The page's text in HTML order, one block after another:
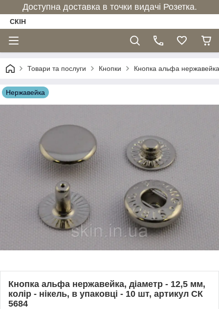
Доступна доставка в точки видачі Розетка.
СКІН
Товари та послуги Кнопки Кнопка альфа
Нержавейка
Кнопка альфа нержавейка, діаметр - 12,5 мм,
колір - нікель, в упаковці - 10 шт, артикул СК
5684